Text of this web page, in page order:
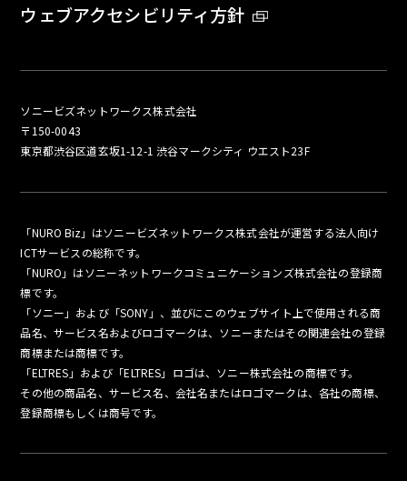
ウェブアクセシビリティ方針
ソニービズネットワークス株式会社
〒150-0043
東京都渋谷区道玄坂1-12-1 渋谷マークシティ ウエスト23F
「NURO Biz」はソニービズネットワークス株式会社が運営する法人向け
ICTサービスの総称です。
「NURO」はソニーネットワークコミュニケーションズ株式会社の登録商
標です。
「ソニー」および「SONY」、並びにこのウェブサイト上で使用される商
品名、サービス名およびロゴマークは、ソニーまたはその関連会社の登録
商標または商標です。
「ELTRES」および「ELTRES」ロゴは、ソニー株式会社の商標です。
その他の商品名、サービス名、会社名またはロゴマークは、各社の商標、
登録商標もしくは商号です。